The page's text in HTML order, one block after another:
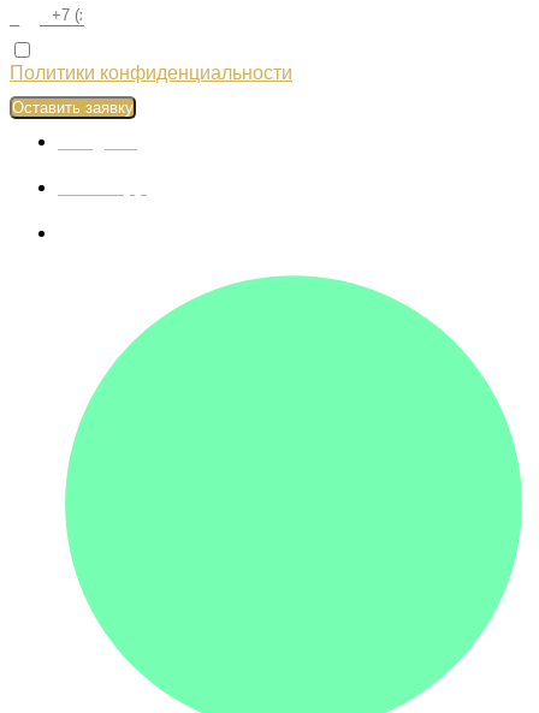
Политики конфиденциальности
Оставить заявку